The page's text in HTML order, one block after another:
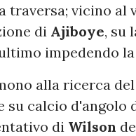
traversa; vicino al
di Ajiboye, su
impedendo
alla ricerca
su calcio d'angolo
di Wilson